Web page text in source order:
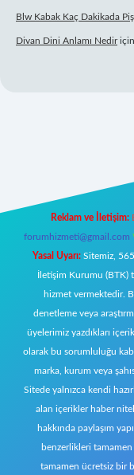
Blw Kabak Kaç Dakikada
Divan Dini Anlamı Nediriçin
Reklam ve İletişim:
forumhizmeti@gmail.com
Yasal Uyarı: Sitemiz,
İletişim Kurumu (BTK)
hizmet vermektedir.
denetleme veya
üyelerimiz yazdıkları
olarak bu sorumluluğu
marka, kurum veya
Sitede yalnızca kendi
alan içerikler haber
hakkında paylaşım
benzerlikleri
tamamen ücretsiz bir